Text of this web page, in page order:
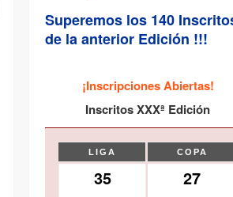
Superemos los 140
de la anterior Edición !!!
¡Inscripciones Abiertas!
Inscritos XXXª Edición
LIGA COPA
35 27